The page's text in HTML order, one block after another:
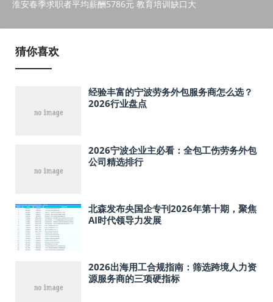
淮安春季求职者平均薪酬5786元 教育培训缺口大
猜你喜欢
经验丰富的宁波劳务外包服务商怎么选？
2026行业盘点
2026宁波企业主必看：全包工伤劳务外包
公司精选排行
北森发布央国企专刊2026年第十期，聚焦
AI时代领导力发展
2026出海用工合规指南：筛选跨境人力资
源服务商的三项硬指标